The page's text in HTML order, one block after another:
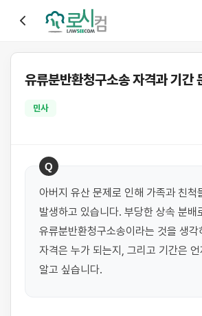
유류분반환청구소송 자격과 기간
민사
Q
아버지 유산 문제로 인해 가족과 친척
발생하고 있습니다. 부당한 상속 분배
유류분반환청구소송이라는 것을 생각
자격은 누가 되는지, 그리고 기간은
알고 싶습니다.